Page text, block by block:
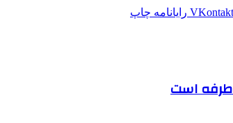
رایانامه چاپ